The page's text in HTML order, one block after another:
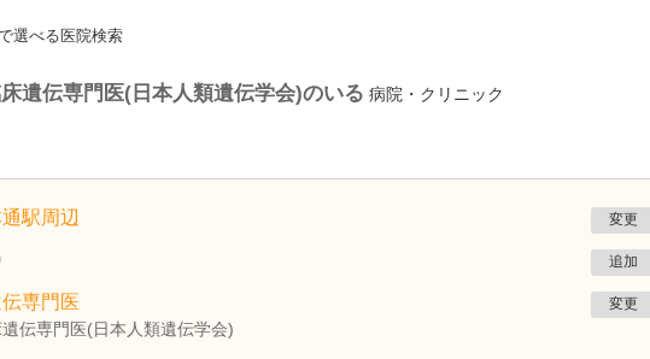
選べる医院検索
遺伝専門医(日本人類遺伝学会)のいる 病院・クリニック
駅周辺 変更
追加
専門医
伝専門医(日本人類遺伝学会)
変更